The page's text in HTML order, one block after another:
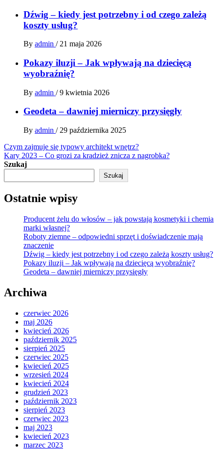
Dźwig – kiedy jest potrzebny i od czego zależą
koszty usług?
By admin / 21 maja 2026
Pokazy iluzji – Jak wpływają na dziecięcą
wyobraźnię?
By admin / 9 kwietnia 2026
Geodeta – dawniej mierniczy przysięgły
By admin / 29 października 2025
Nawigacja
wpisu
Czym zajmuje się typowy architekt wnętrz?
Kary 2023 – Co grozi za kradzież znicza z nagrobka?
Szukaj
Szukaj
Ostatnie wpisy
Producent żelu do włosów – jak powstają kosmetyki i chemia
marki własnej?
Roboty ziemne – odpowiedni sprzęt i doświadczenie mają
znaczenie
Dźwig – kiedy jest potrzebny i od czego zależą koszty usług?
Pokazy iluzji – Jak wpływają na dziecięcą wyobraźnię?
Geodeta – dawniej mierniczy przysięgły
Archiwa
czerwiec 2026
maj 2026
kwiecień 2026
październik 2025
sierpień 2025
czerwiec 2025
kwiecień 2025
wrzesień 2024
kwiecień 2024
grudzień 2023
październik 2023
sierpień 2023
czerwiec 2023
maj 2023
kwiecień 2023
marzec 2023